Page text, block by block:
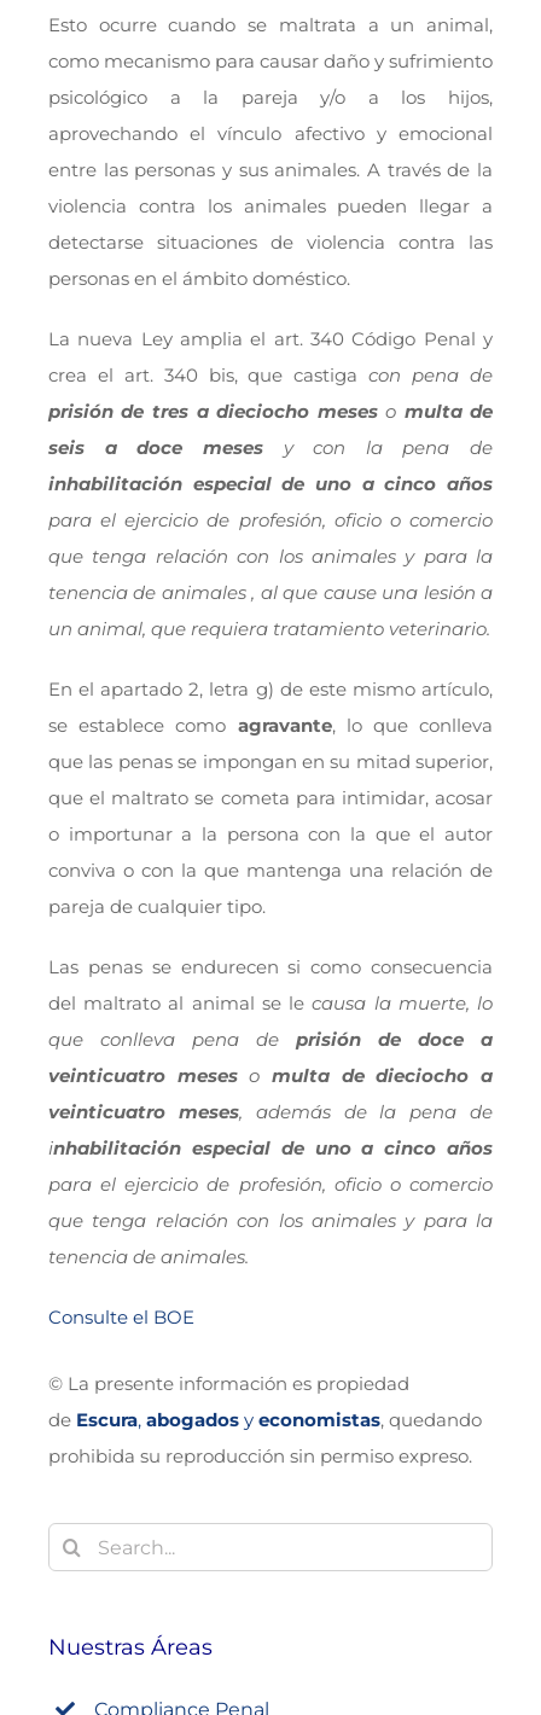
Esto ocurre cuando se maltrata a un animal,
como mecanismo para causar daño y sufrimiento
psicológico a la pareja y/o a los hijos,
aprovechando el vínculo afectivo y emocional
entre las personas y sus animales. A través de la
violencia contra los animales pueden llegar a
detectarse situaciones de violencia contra las
personas en el ámbito doméstico.
La nueva Ley amplia el art. 340 Código Penal y
crea el art. 340 bis, que castigacon pena de
prisión de tres a dieciocho meseso multa de
seis a doce mesesy con la pena de
inhabilitación especial de uno a cinco años
para el ejercicio de profesión, oficio o comercio
que tenga relación con los animales y para la
tenencia de animales , al que cause una lesión a
un animal, que requiera tratamiento veterinario.
En el apartado 2, letra g) de este mismo artículo,
se establece como agravante, lo que conlleva
que las penas se impongan en su mitad superior,
que el maltrato se cometa para intimidar, acosar
o importunar a la persona con la que el autor
conviva o con la que mantenga una relación de
pareja de cualquier tipo.
Las penas se endurecen si como consecuencia
del maltrato al animal se lecausa la muerte, lo
que conlleva pena deprisión de doce a
veinticuatro meseso multa de dieciocho a
veinticuatro meses, además de la pena de
inhabilitación especial de uno a cinco años
para el ejercicio de profesión, oficio o comercio
que tenga relación con los animales y para la
tenencia de animales.
Consulte el BOE
© La presente información es propiedad
de Escura, abogadosy economistas, quedando
prohibida su reproducción sin permiso expreso.
Buscar:
Nuestras Áreas
Compliance Penal